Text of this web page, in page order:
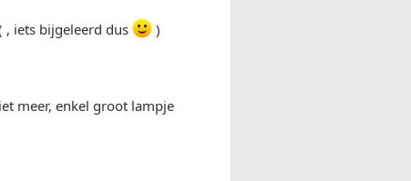
, iets bijgeleerd dus )
meer, enkel groot lampje